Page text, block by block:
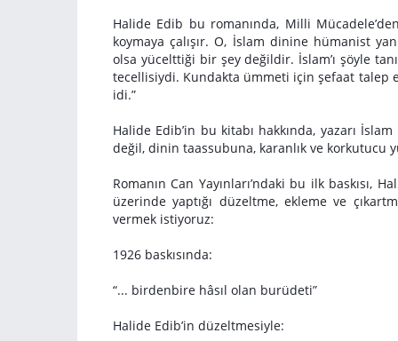
Halide Edib bu romanında, Milli
koymaya çalışır. O, İslam dinine hümanist
olsa yücelttiği bir şey değildir. İslam’ı şöyle
tecellisiydi. Kundakta ümmeti için şefaat talep
idi.”
Halide Edib’in bu kitabı hakkında, yazarı
değil, dinin taassubuna, karanlık ve korkutucu
Romanın Can Yayınları’ndaki bu ilk baskısı,
üzerinde yaptığı düzeltme, ekleme ve
vermek istiyoruz:
1926 baskısında:
“... birdenbire hâsıl olan burüdeti”
Halide Edib’in düzeltmesiyle: